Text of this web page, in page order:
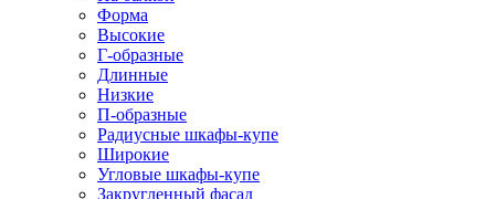
Форма
Высокие
Г-образные
Длинные
Низкие
П-образные
Радиусные шкафы-купе
Широкие
Угловые шкафы-купе
Закругленный фасад